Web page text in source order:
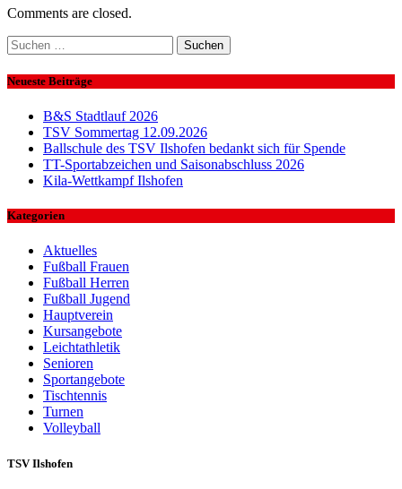
Comments are closed.
Suchen
nach:
Neueste Beiträge
B&S Stadtlauf 2026
TSV Sommertag 12.09.2026
Ballschule des TSV Ilshofen bedankt sich für Spende
TT-Sportabzeichen und Saisonabschluss 2026
Kila-Wettkampf Ilshofen
Kategorien
Aktuelles
Fußball Frauen
Fußball Herren
Fußball Jugend
Hauptverein
Kursangebote
Leichtathletik
Senioren
Sportangebote
Tischtennis
Turnen
Volleyball
TSV Ilshofen